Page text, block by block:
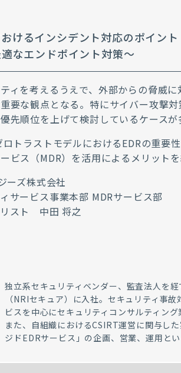
けるインシデント対応のポイント
なエンドポイント対策～
ィを考えるうえで、外部からの脅威
要な観点となる。特にサイバー攻撃対
先順位を上げて検討しているケースが
トラストモデルにおけるEDRの重要
ビス（MDR）を活用によるメリットを
ーズ株式会社
サービス事業本部 MDRサービス部
リスト 中田 将之
独立系セキュリティベンダー、監査法人を
（NRIセキュア）に入社。セキュリティ事
ビスを中心にセキュリティコンサルティン
また、自組織におけるCSIRT運営に関与し
ジドEDRサービス」の企画、営業、運用と